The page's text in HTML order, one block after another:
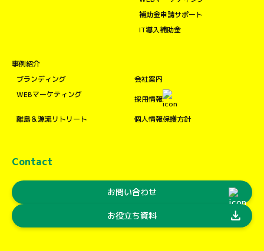
補助金申請サポート
IT導入補助金
事例紹介
ブランディング
WEBマーケティング
離島＆源流リトリート
会社案内
採用情報
個人情報保護方針
Contact
お問い合わせ
お役立ち資料 download